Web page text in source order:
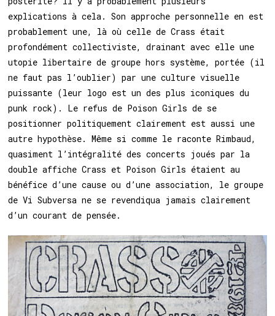
explications à cela. Son approche personnelle en est
probablement une, là où celle de Crass était
profondément collectiviste, drainant avec elle une
utopie libertaire de groupe hors système, portée (il
ne faut pas l’oublier) par une culture visuelle
puissante (leur logo est un des plus iconiques du
punk rock). Le refus de Poison Girls de se
positionner politiquement clairement est aussi une
autre hypothèse. Même si comme le raconte Rimbaud,
quasiment l’intégralité des concerts joués par la
double affiche Crass et Poison Girls étaient au
bénéfice d’une cause ou d’une association, le groupe
de Vi Subversa ne se revendiqua jamais clairement
d’un courant de pensée.